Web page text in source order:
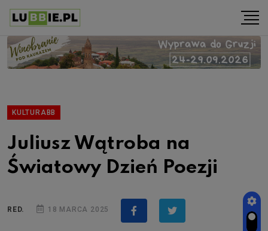
KULTURABB
Juliusz Wątroba na
Światowy Dzień Poezji
RED. 18 MARCA 2025